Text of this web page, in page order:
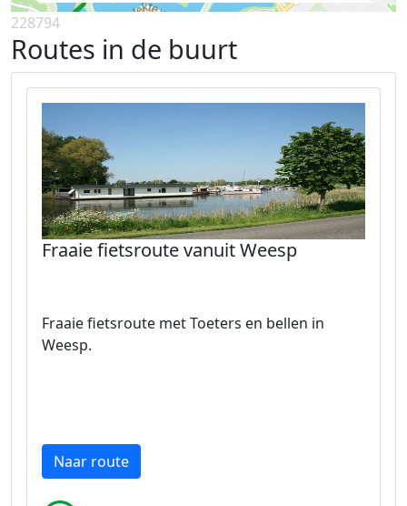
228794
Routes in de buurt
Fraaie fietsroute vanuit Weesp
Fraaie fietsroute met Toeters en bellen in
Weesp.
Naar route